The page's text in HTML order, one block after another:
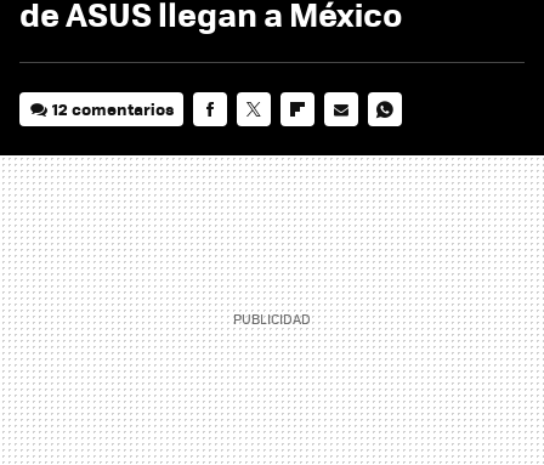
de ASUS llegan a México
12 comentarios
MAIL